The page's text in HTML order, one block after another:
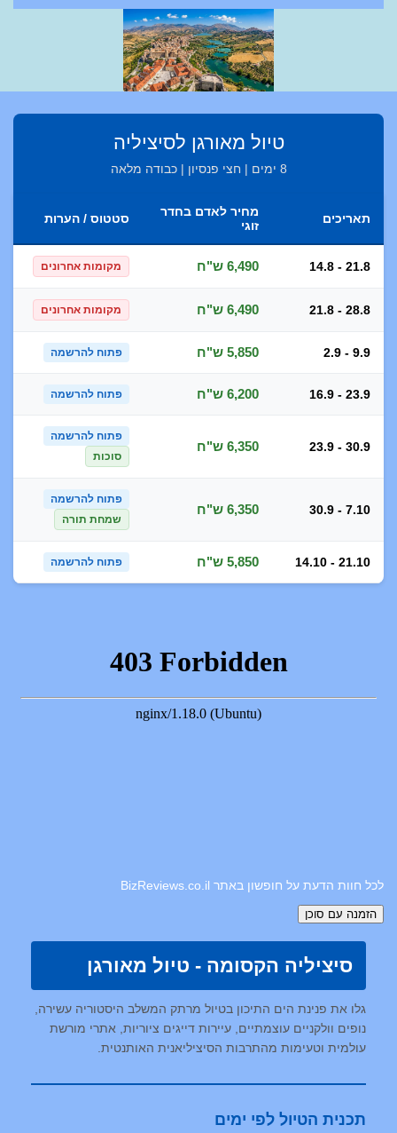
טיול מאורגן לסיציליה
8 ימים | חצי פנסיון | כבודה מלאה
תאריכים
מחיר לאדם בחדר
זוגי
סטטוס / הערות
14.8 - 21.8 6,490 ש"ח מקומות אחרונים
21.8 - 28.8 6,490 ש"ח מקומות אחרונים
2.9 - 9.9 5,850 ש"ח פתוח להרשמה
16.9 - 23.9 6,200 ש"ח פתוח להרשמה
23.9 - 30.9 6,350 ש"ח
פתוח להרשמה
סוכות
30.9 - 7.10 6,350 ש"ח
פתוח להרשמה
שמחת תורה
14.10 - 21.10 5,850 ש"ח פתוח להרשמה
לכל חוות הדעת על חופשון באתר BizReviews.co.il
סיציליה הקסומה - טיול מאורגן
גלו את פנינת הים התיכון בטיול מרתק המשלב היסטוריה עשירה,
נופים וולקניים עוצמתיים, עיירות דייגים ציוריות, אתרי מורשת
עולמית וטעימות מהתרבות הסיציליאנית האותנטית.
תכנית הטיול לפי ימים